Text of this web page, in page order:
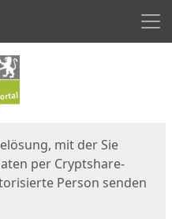
mit der Sie
per Cryptshare-
Person senden